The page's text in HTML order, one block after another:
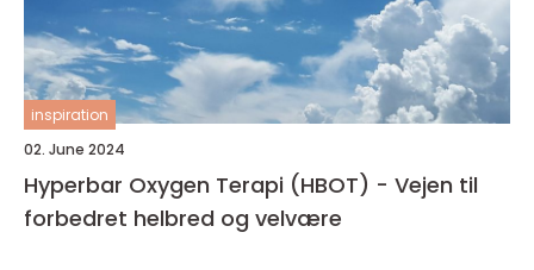
inspiration
02. June 2024
Hyperbar Oxygen Terapi (HBOT) - Vejen til
forbedret helbred og velvære